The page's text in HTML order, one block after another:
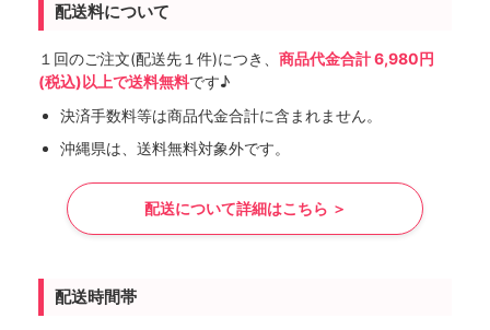
配送料について
１回のご注文(配送先１件)につき、 商品代金合計 6,980円
(税込)以上で送料無料です♪
決済手数料等は商品代金合計に含まれません。
沖縄県は、送料無料対象外です。
配送について詳細はこちら ＞
配送時間帯